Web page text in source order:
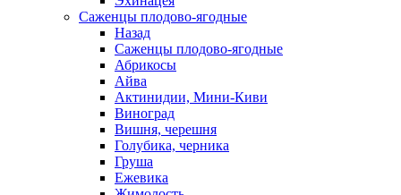
Саженцы плодово-ягодные
Назад
Саженцы плодово-ягодные
Абрикосы
Айва
Актинидии, Мини-Киви
Виноград
Вишня, черешня
Голубика, черника
Груша
Ежевика